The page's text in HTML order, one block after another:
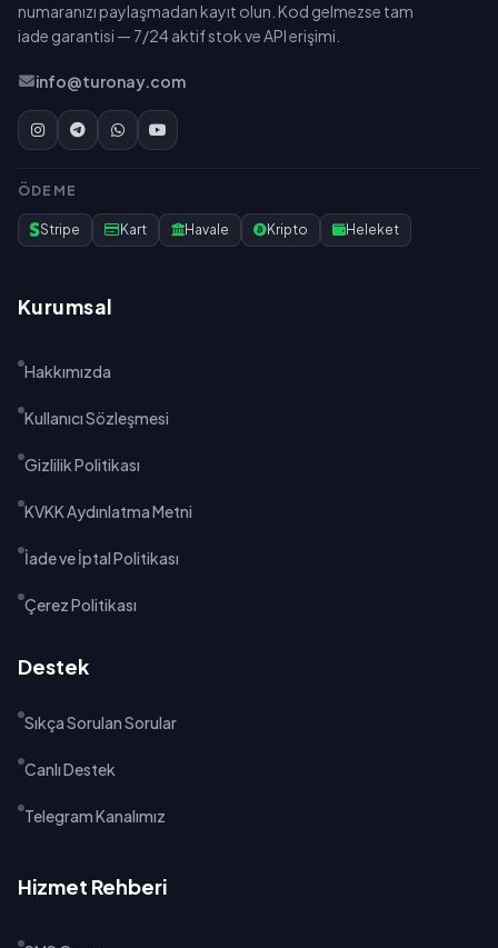
numaranızı paylaşmadan kayıt olun. Kod gelmezse tam
iade garantisi — 7/24 aktif stok ve API erişimi.
info@turonay.com
ÖDEME
Stripe Kart Havale Kripto Heleket
Kurumsal
Hakkımızda
Kullanıcı Sözleşmesi
Gizlilik Politikası
KVKK Aydınlatma Metni
İade ve İptal Politikası
Çerez Politikası
Destek
Sıkça Sorulan Sorular
Canlı Destek
Telegram Kanalımız
Hizmet Rehberi